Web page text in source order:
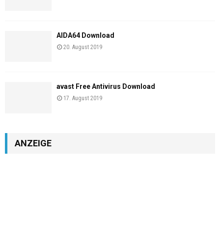
AIDA64 Download
20. August 2019
avast Free Antivirus Download
17. August 2019
ANZEIGE